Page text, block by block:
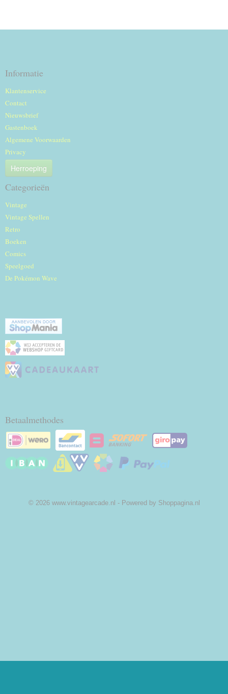
Informatie
Klantenservice
Contact
Nieuwsbrief
Gastenboek
Algemene Voorwaarden
Privacy
Herroeping
Categorieën
Vintage
Vintage Spellen
Retro
Boeken
Comics
Speelgoed
De Pokémon Wave
Betaalmethodes
© 2026 www.vintagearcade.nl - Powered by Shoppagina.nl